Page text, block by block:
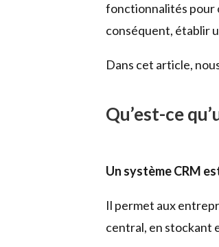
fonctionnalités pour
conséquent, établir
Dans cet article,
Qu’est-ce
Un système CRM
Il permet aux
central, en stockant